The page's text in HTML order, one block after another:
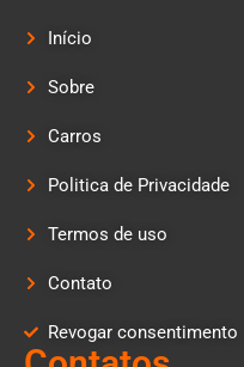
Início
Sobre
Carros
Politica de Privacidade
Termos de uso
Contato
Revogar consentimento